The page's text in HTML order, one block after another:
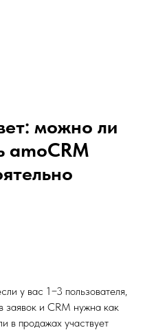
можно ли
amoCRM
у вас 1−3 пользователя,
заявок и CRM нужна как
в продажах участвует